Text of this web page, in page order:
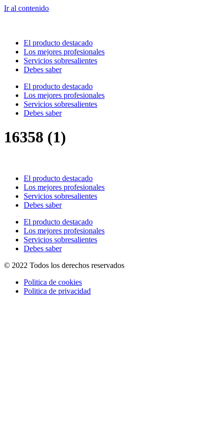
Ir al contenido
El producto destacado
Los mejores profesionales
Servicios sobresalientes
Debes saber
El producto destacado
Los mejores profesionales
Servicios sobresalientes
Debes saber
16358 (1)
El producto destacado
Los mejores profesionales
Servicios sobresalientes
Debes saber
El producto destacado
Los mejores profesionales
Servicios sobresalientes
Debes saber
© 2022 Todos los derechos reservados
Politica de cookies
Politica de privacidad